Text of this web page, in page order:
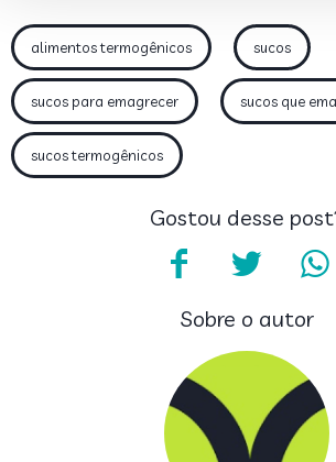
alimentos termogênicos sucos
sucos para emagrecer sucos que
sucos termogênicos
Gostou desse
Sobre o autor